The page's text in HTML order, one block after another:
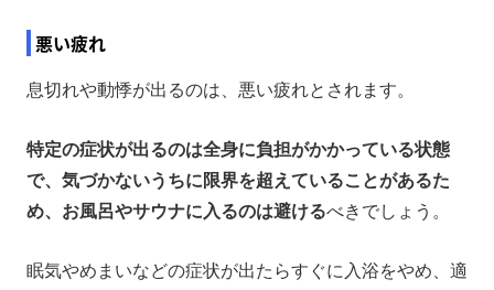
悪い疲れ
息切れや動悸が出るのは、悪い疲れとされます。
特定の症状が出るのは全身に負担がかかっている状態
で、気づかないうちに限界を超えていることがあるた
め、お風呂やサウナに入るのは避けるべきでしょう。
眠気やめまいなどの症状が出たらすぐに入浴をやめ、適